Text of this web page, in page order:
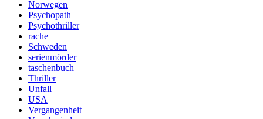
Norwegen
Psychopath
Psychothriller
rache
Schweden
serienmörder
taschenbuch
Thriller
Unfall
USA
Vergangenheit